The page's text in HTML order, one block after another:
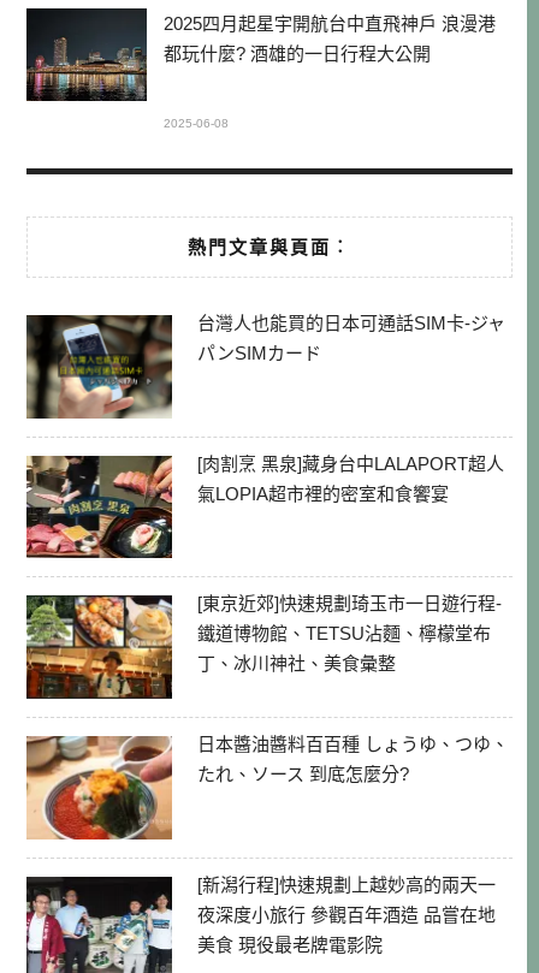
2025四月起星宇開航台中直飛神戶 浪漫港
都玩什麼? 酒雄的一日行程大公開
2025-06-08
熱門文章與頁面︰
台灣人也能買的日本可通話SIM卡-ジャ
パンSIMカード
[肉割烹 黑泉]藏身台中LALAPORT超人
氣LOPIA超市裡的密室和食饗宴
[東京近郊]快速規劃琦玉市一日遊行程-
鐵道博物館、TETSU沾麵、檸檬堂布
丁、冰川神社、美食彙整
日本醬油醬料百百種 しょうゆ、つゆ、
たれ、ソース 到底怎麼分?
[新潟行程]快速規劃上越妙高的兩天一
夜深度小旅行 參觀百年酒造 品嘗在地
美食 現役最老牌電影院